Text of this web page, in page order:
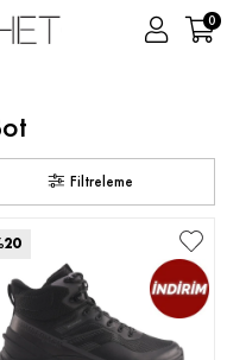
0
Filtreleme